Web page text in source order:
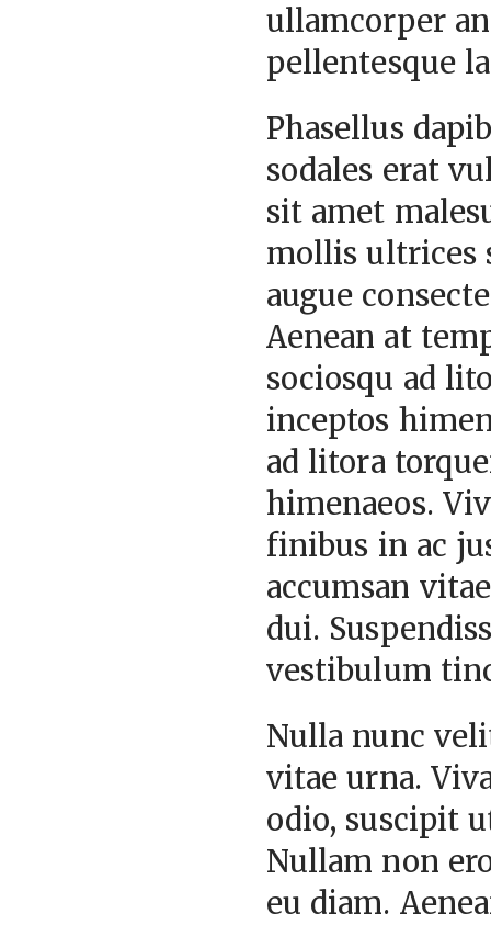
ullamcorper
pellentesque
Phasellus
sodales erat
sit amet
mollis ultrices
augue
Aenean at
sociosqu ad
inceptos
ad litora
himenaeos.
finibus in ac
accumsan
dui.
vestibulum
Nulla nunc
vitae urna.
odio, suscipit
Nullam non
eu diam.